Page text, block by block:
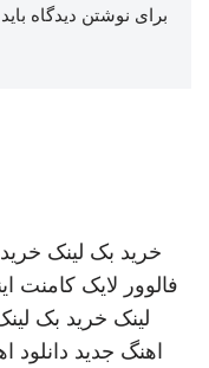
برای نوشتن دیدگاه باید
خرید بک لینک
فالوور لایک کامنت
لینک خرید بک
اهنگ جدید دانلود